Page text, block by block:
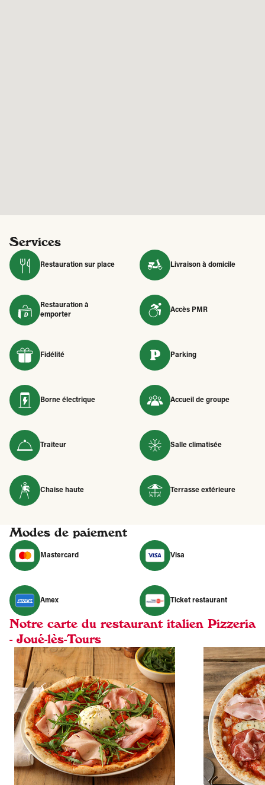
Services
Restauration sur place Livraison à domicile
Restauration à
emporter
Accès PMR
Fidélité Parking
Borne électrique Accueil de groupe
Traiteur Salle climatisée
Chaise haute Terrasse extérieure
Modes de paiement
Mastercard Visa
Amex Ticket restaurant
Notre carte du restaurant italien Pizzeria
- Joué-lès-Tours